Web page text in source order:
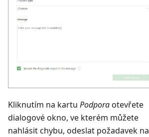
Kliknutím na kartu Podporaotevřete
dialogové okno, ve kterém můžete
nahlásit chybu, odeslat požadavek na